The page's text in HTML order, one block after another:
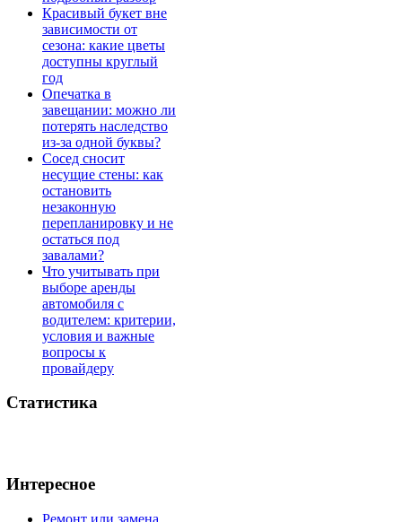
Красивый букет вне
зависимости от
сезона: какие цветы
доступны круглый
год
Опечатка в
завещании: можно ли
потерять наследство
из-за одной буквы?
Сосед сносит
несущие стены: как
остановить
незаконную
перепланировку и не
остаться под
завалами?
Что учитывать при
выборе аренды
автомобиля с
водителем: критерии,
условия и важные
вопросы к
провайдеру
Статистика
Интересное
Ремонт или замена